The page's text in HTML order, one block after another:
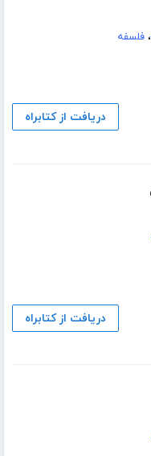
،فلسفه
دریافت از کتابراه
دریافت از کتابراه